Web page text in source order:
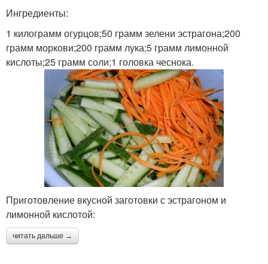
Ингредиенты:
1 килограмм огурцов;50 грамм зелени эстрагона;200
грамм моркови;200 грамм лука;5 грамм лимонной
кислоты;25 грамм соли;1 головка чеснока.
Приготовление вкусной заготовки с эстрагоном и
лимонной кислотой:
читать дальше →